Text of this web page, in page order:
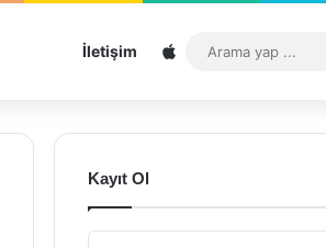
İletişim Sitemap
Kayıt Ol